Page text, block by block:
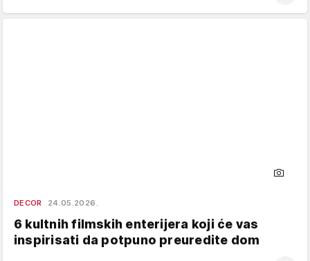
DECOR 24.05.2026.
6 kultnih filmskih enterijera koji će vas
inspirisati da potpuno preuredite dom